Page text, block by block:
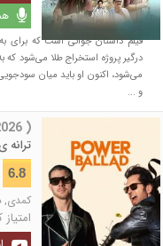
فیلم داستان جوانی است که برای
درگیر پروژه استخراج طلا می‌شود
می‌شود، اکنون او باید میان
و ...
)
6.8
کمدی,
امتیاز